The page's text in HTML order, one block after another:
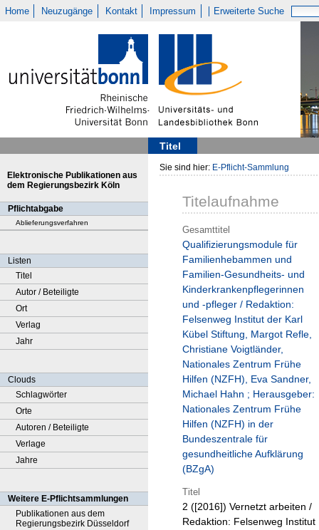
Home Neuzugänge Kontakt Impressum Erweiterte Suche
Titel
Elektronische Publikationen aus
dem Regierungsbezirk Köln
Pflichtabgabe
Ablieferungsverfahren
Listen
Titel
Autor / Beteiligte
Ort
Verlag
Jahr
Clouds
Schlagwörter
Orte
Autoren / Beteiligte
Verlage
Jahre
Weitere E-Pflichtsammlungen
Publikationen aus dem
Regierungsbezirk Düsseldorf
Sie sind hier: E-Pflicht-Sammlung
Titelaufnahme
Gesamttitel
Qualifizierungsmodule für
Familienhebammen und
Familien-Gesundheits- und
Kinderkrankenpflegerinnen
und -pfleger / Redaktion:
Felsenweg Institut der Karl
Kübel Stiftung, Margot Refle,
Christiane Voigtländer,
Nationales Zentrum Frühe
Hilfen (NZFH), Eva Sandner,
Michael Hahn ; Herausgeber:
Nationales Zentrum Frühe
Hilfen (NZFH) in der
Bundeszentrale für
gesundheitliche Aufklärung
(BZgA)
Titel
2 ([2016]) Vernetzt arbeiten /
Redaktion: Felsenweg Institut